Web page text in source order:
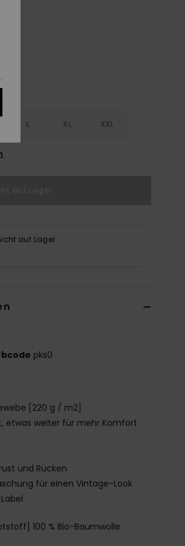
L XL XXL
auf Lager.
pks0
[220 g / m2]
etwas weiter für mehr Komfort
und Rücken
für einen Vintage-Look
100 % Bio-Baumwolle